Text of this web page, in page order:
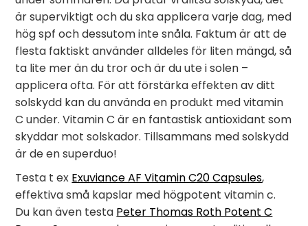
är superviktigt och du ska applicera varje dag, med
hög spf och dessutom inte snåla. Faktum är att de
flesta faktiskt använder alldeles för liten mängd, så
ta lite mer än du tror och är du ute i solen –
applicera ofta. För att förstärka effekten av ditt
solskydd kan du använda en produkt med vitamin
C under. Vitamin C är en fantastisk antioxidant som
skyddar mot solskador. Tillsammans med solskydd
är de en superduo!
Testa t ex Exuviance AF Vitamin C20 Capsules,
effektiva små kapslar med högpotent vitamin c.
Du kan även testa Peter Thomas Roth Potent C